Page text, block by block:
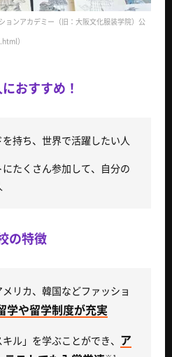
ンアカデミー（旧：大阪文化服装学院）公
おすすめ！
持ち、世界で活躍したい人
たくさん参加して、自分の
の特徴
リカ、韓国などファッショ
学や留学制度が充実
ル」を学ぶことができ、 ア